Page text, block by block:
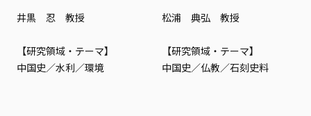
井黒 忍 教授
【研究領域・テーマ】
中国史／水利／環境
松浦 典弘 教授
【研究領域・テーマ】
中国史／仏教／石刻史料